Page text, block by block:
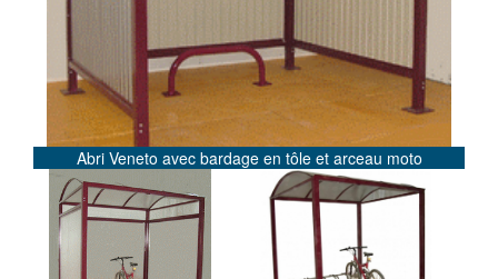
Abri Veneto avec bardage en tôle et arceau moto